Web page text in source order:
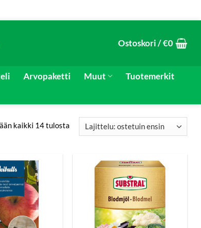
Ostoskori /€0
Arvopaketti Muut
Tuotemerkit
kaikki 14 tulosta Suosituimmat
ensin